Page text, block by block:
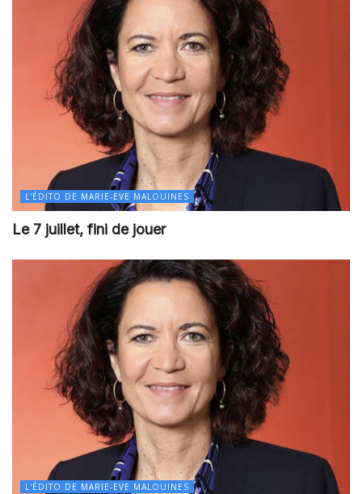
L'ÉDITO DE MARIE-EVE MALOUINES
Le 7 juillet, fini de jouer
L'ÉDITO DE MARIE-EVE MALOUINES